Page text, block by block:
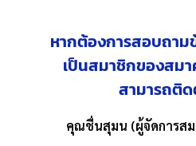
หากต้องการสอบถาม
เป็นสมาชิกของสม
สามารถติ
คุณชื่นสุมน (ผู้จัดการส